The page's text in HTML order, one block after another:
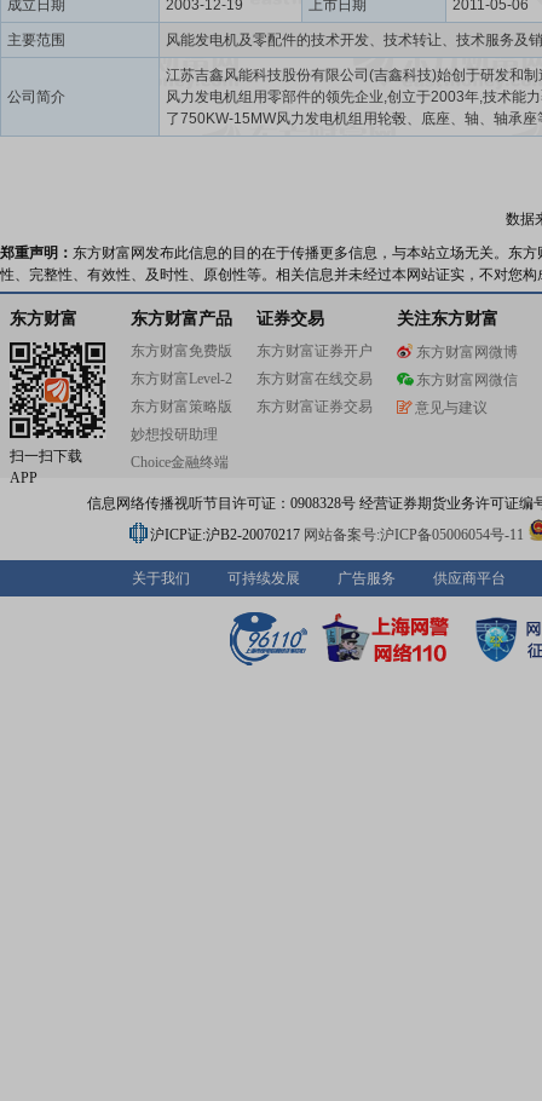
成立日期 2003-12-19 上市日期 2011-05-06
主要范围
公司简介
江苏吉鑫风能科技股份有限公司(吉鑫科技)始创于研发和制
风力发电机组用零部件的领先企业,创立于2003年,技术能
了750KW-15MW风力发电机组用轮毂、底座、轴、轴承座
产品,具备从模具、铸造、机加工、喷涂、装配的全套生产
革和技术创新。产品销量从8000吨上升至16万吨,具备了
大功率优质风电铸件的规模优势。2009年,公司建成省级大
金属部件工程技术研究中心,在风电铸造技术方面一直处于
进水平。公司多项产品成为省级高新技术产品,3-5MW大型
电机组用轮毂等专业部件获得国家火炬计划项目证书,吉鑫
号。吉鑫科技非常注重知识产权的建设。吉鑫科技以创新
术、卓越的解决方案和优质的产品,坚持不懈地为全球风电
发展提供了有力的支持。吉鑫科技顺应行业发展趋势,洞察
求,2021年开始布局零部件组装业务,已经具备年产600套的
力,并持续跟客户进行沟通,根据市场需求提供定制化装配服
鑫科技已建成宏润沧州盐山宣惠河风电项目(一期)和盐山县
为优化能源结构,提高环境质量,实现双碳目标作出了贡献。
断的自我发展与变革,吉鑫科技以“铸就绿色未来”为品牌愿
有合作伙伴携手共进,为客户提供更加优质的产品和服务,为
供更宽广的发展空间,为股东提供更丰厚的投资回报。安全
新、高效,是吉鑫的品牌承诺。我们将以领先的技术水平,出
品品质,可靠的交付表现,精细化的成本管控,推动企业与行
续发展,为全球绿色能源产业、为人类与生存环境的可持续
数据
郑重声明： 东方财富网发布此信息的目的在于传播更多信息，与本站立场无关。东
性、完整性、有效性、及时性、原创性等。相关信息并未经过本网站证实，不对您
东方财富
扫一扫下载
APP
东方财富产品
东方财富免费版
东方财富Level-2
东方财富策略版
妙想投研助理
Choice金融终端
证券交易
东方财富证券开户
东方财富在线交易
东方财富证券交易
关注东方财富
东方财富网微博
东方财富网微信
意见与建议
信息网络传播视听节目许可证：0908328号 经营证券期货业务许可证编
沪ICP证:沪B2-20070217 网站备案号:沪ICP备05006054号-11
关于我们 可持续发展 广告服务 供应商平台